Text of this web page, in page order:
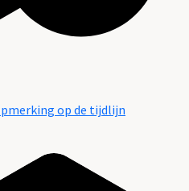
op de tijdlijn